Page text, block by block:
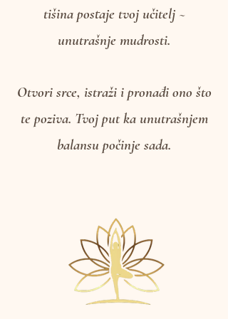
melodija, pokret postaje molitva, a
tišina postaje tvoj učitelj ~
Otvori srce, istraži i pronađi ono što
te poziva. Tvoj put ka unutrašnjem